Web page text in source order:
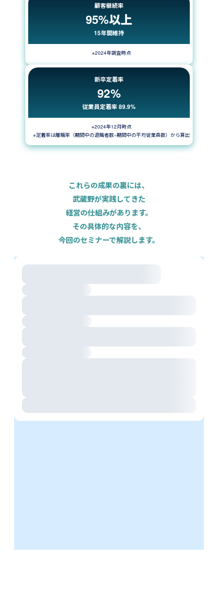
顧客継続率
95%以上
15年間維持
※2024年調査時点
新卒定着率
92%
従業員定着率 89.9%
※2024年12月時点
※定着率は離職率（期間中の退職者数÷期間中の平均従業員数）から算出
これらの成果の裏には、
武蔵野が実践してきた
経営の仕組みがあります。
その具体的な内容を、
今回のセミナーで解説します。